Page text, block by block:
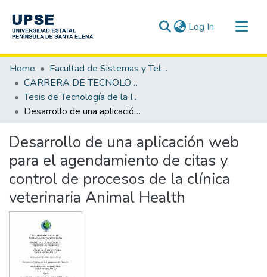
Log In (current)
Communities & Collections
All of DSpace
Statistics
Home
Facultad de Sistemas y Telecomunicaciones
CARRERA DE TECNOLOGÍA DE LA INFORMACIÓN
Tesis de Tecnología de la Información
Desarrollo de una aplicación web para el agendamiento de citas y control de procesos de la clínica veterinaria Animal Health
Desarrollo de una aplicación web
para el agendamiento de citas y
control de procesos de la clínica
veterinaria Animal Health